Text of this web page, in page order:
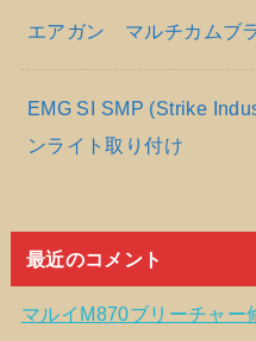
エアガン マルチカムブ
EMG SI SMP (Strike
ンライト取り付け
最近のコメント
マルイM870ブリーチャー